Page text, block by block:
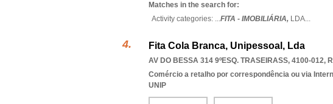
Matches in the search for:
Activity categories: ...FITA - IMOBILIÁRIA, LDA...
Fita Cola Branca, Unipessoal, Lda
AV DO BESSA 314 9ºESQ. TRASEIRASS, 4100-012,
Comércio a retalho por correspondência ou via
UNIP